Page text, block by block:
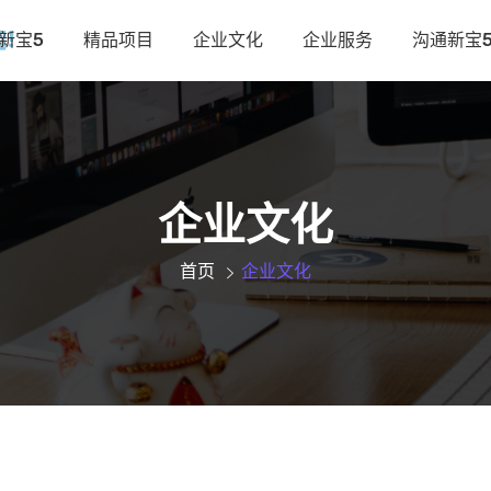
宝5 精品项目 企业文化 企业服务 沟通新宝
企业文化
首页 企业文化